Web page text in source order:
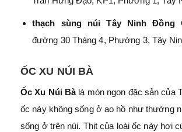
thạch sùng núi Tây Ninh Đồng
đường 30 Tháng 4, Phường 3, Tây
ỐC XU NÚI BÀ
Ốc Xu Núi Bà là món ngon đặc sản của
ốc này không sống ở ao hồ như thường
sống ở trên núi. Thịt của loài ốc này hơi